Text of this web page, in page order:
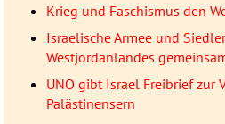
Krieg und Faschismus den
Israelische Armee und
Westjordanlandes
UNO gibt Israel Freibrief zur
Palästinensern